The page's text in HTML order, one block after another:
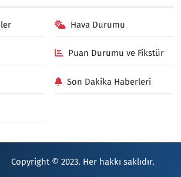
Hava Durumu
Puan Durumu ve Fikstür
Son Dakika Haberleri
Copyright © 2023. Her hakkı saklıdır.